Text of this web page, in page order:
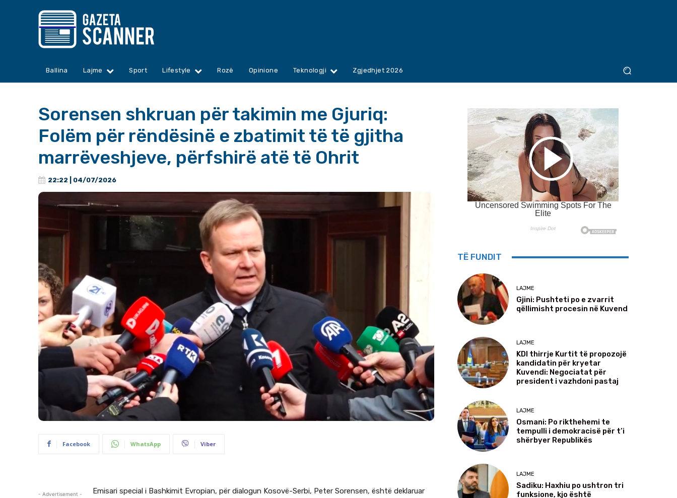
Ballina Lajme Sport Lifestyle Rozë Opinione Teknologji Zgjedhjet 2026
Sorensen shkruan për takimin me Gjuriq:
Folëm për rëndësinë e zbatimit të të gjitha
marrëveshjeve, përfshirë atë të Ohrit
22:22 | 04/07/2026
Facebook WhatsApp Viber
- Advertisement -
Emisari special i Bashkimit Evropian, për dialogun Kosovë-Serbi, Peter Sorensen, është deklaruar
TË FUNDIT
LAJME
Gjini: Pushteti po e zvarrit
qëllimisht procesin në Kuvend
LAJME
KDI thirrje Kurtit të propozojë
kandidatin për kryetar
Kuvendi: Negociatat për
president i vazhdoni pastaj
LAJME
Osmani: Po rikthehemi te
tempulli i demokracisë për t’i
shërbyer Republikës
LAJME
Sadiku: Haxhiu po ushtron tri
funksione, kjo është